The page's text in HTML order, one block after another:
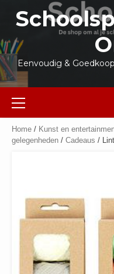
inhoud
Eenvoudig &
Primair
menu
Home / Kunst en
gelegenheden / Cadeaus /